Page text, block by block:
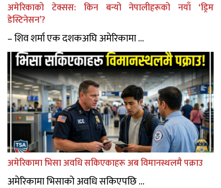
अमेरिकाको टेक्सस: किन बन्यो नेपालीहरूको नयाँ ‘ड्रिम
डेस्टिनेसन’?
– शिव शर्मा एक दशकअघि अमेरिकामा ...
अमेरिकामा भिसा अवधि सकिएकाहरू अब विमानस्थलमै पक्राउ
अमेरिकामा भिसाको अवधि सकिएपछि ...